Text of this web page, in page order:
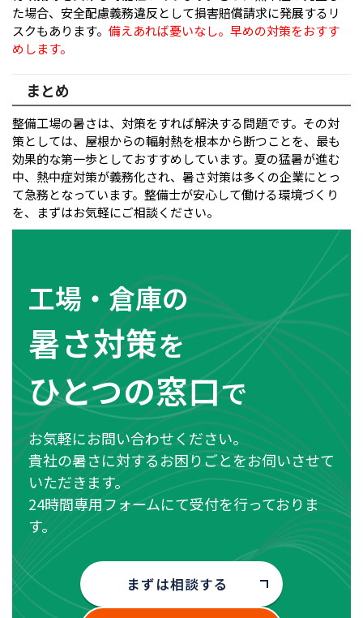
た場合、安全配慮義務違反として損害賠償請求に発展するリ
スクもあります。 備えあれば憂いなし。早めの対策をおすす
めします。
まとめ
整備工場の暑さは、対策をすれば解決する問題です。その対
策としては、屋根からの輻射熱を根本から断つことを、最も
効果的な第一歩としておすすめしています。夏の猛暑が進む
中、熱中症対策が義務化され、暑さ対策は多くの企業にとっ
て急務となっています。整備士が安心して働ける環境づくり
を、まずはお気軽にご相談ください。
工場・倉庫の
暑さ対策を
ひとつの窓口で
お気軽にお問い合わせください。
貴社の暑さに対するお困りごとをお伺いさせて
いただきます。
24時間専用フォームにて受付を行っておりま
す。
まずは相談する